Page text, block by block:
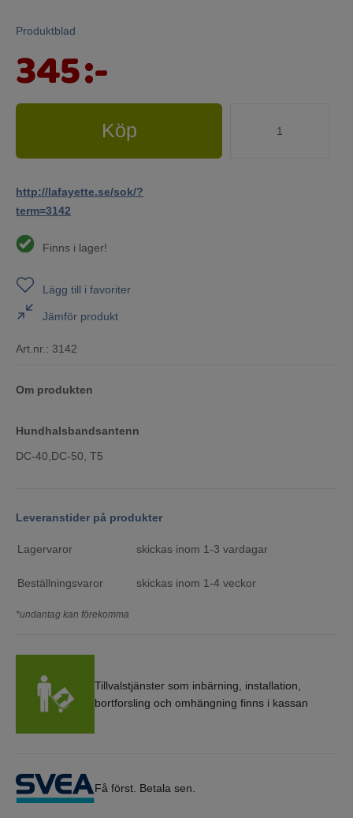
Produktblad
345:-
Köp
http://lafayette.se/sok/?
term=3142
Finns i lager!
Lägg till i favoriter
Jämför produkt
Art.nr.: 3142
Om produkten
Hundhalsbandsantenn
DC-40,DC-50, T5
Leveranstider på produkter
Lagervaror skickas inom 1-3 vardagar
Beställningsvaror skickas inom 1-4 veckor
*undantag kan förekomma
Tillvalstjänster som inbärning, installation,
bortforsling och omhängning finns i kassan
Få först. Betala sen.